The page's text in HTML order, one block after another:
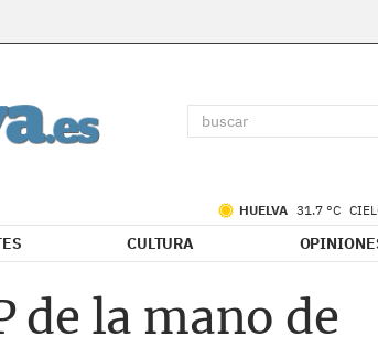
HUELVA 31.7 °C
CULTURA
de la mano de